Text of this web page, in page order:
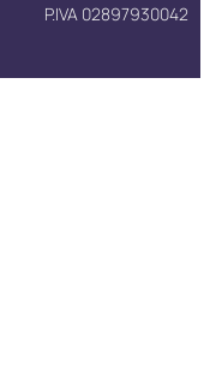
P.IVA 02897930042